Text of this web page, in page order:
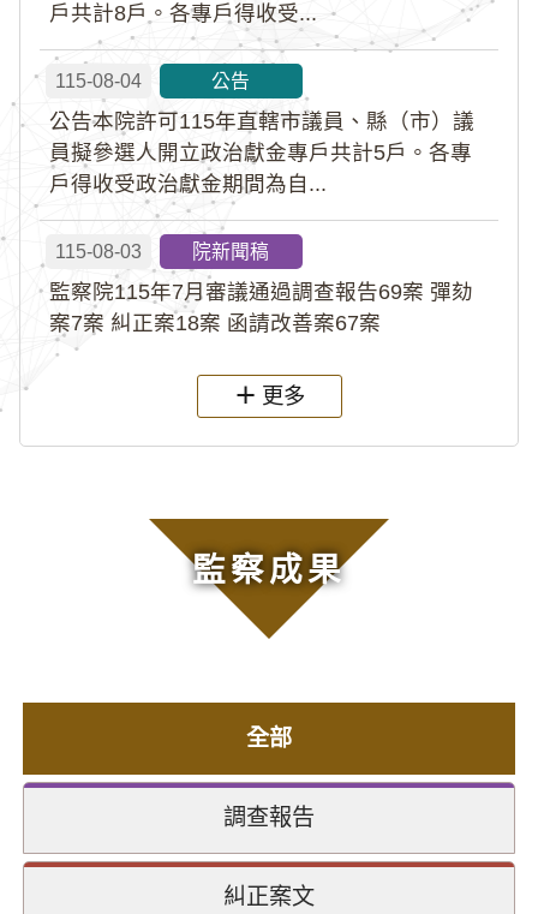
戶共計8戶。各專戶得收受...
115-08-04 公告
公告本院許可115年直轄市議員、縣（市）議
員擬參選人開立政治獻金專戶共計5戶。各專
戶得收受政治獻金期間為自...
115-08-03 院新聞稿
監察院115年7月審議通過調查報告69案 彈劾
案7案 糾正案18案 函請改善案67案
更多
監察成果
全部
調查報告
糾正案文